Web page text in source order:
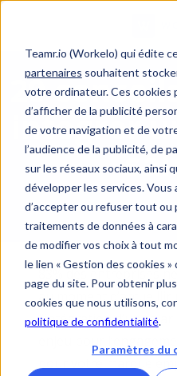
Teamr.io (Workelo) qui édite
partenaires souhaitent
votre ordinateur. Ces
d’afficher de la publicité
de votre navigation et de
l’audience de la publicité, de
sur les réseaux sociaux, ainsi
développer les services. Vous
d’accepter ou refuser tout ou
traitements de données à
de modifier vos choix à tout
le lien « Gestion des cookies
page du site. Pour obtenir
cookies que nous utilisons,
politique de confidentialité.
Paramètres du
20
intégrer
83% des entreprises
au moment
l’intégration d’un